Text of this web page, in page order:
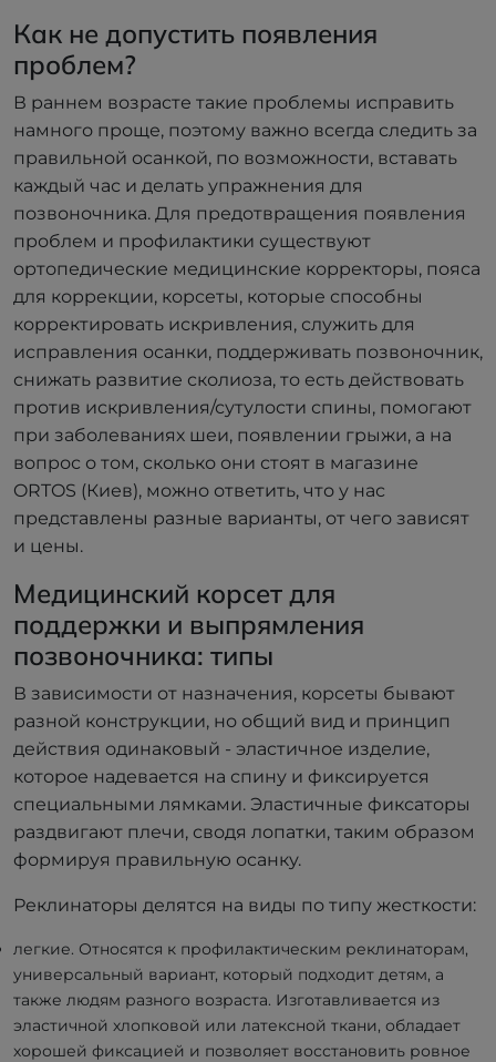
Как не допустить появления
проблем?
В раннем возрасте такие проблемы исправить
намного проще, поэтому важно всегда следить за
правильной осанкой, по возможности, вставать
каждый час и делать упражнения для
позвоночника. Для предотвращения появления
проблем и профилактики существуют
ортопедические медицинские корректоры, пояса
для коррекции, корсеты, которые способны
корректировать искривления, служить для
исправления осанки, поддерживать позвоночник,
снижать развитие сколиоза, то есть действовать
против искривления/сутулости спины, помогают
при заболеваниях шеи, появлении грыжи, а на
вопрос о том, сколько они стоят в магазине
ORTOS (Киев), можно ответить, что у нас
представлены разные варианты, от чего зависят
и цены.
Медицинский корсет для
поддержки и выпрямления
позвоночника: типы
В зависимости от назначения, корсеты бывают
разной конструкции, но общий вид и принцип
действия одинаковый - эластичное изделие,
которое надевается на спину и фиксируется
специальными лямками. Эластичные фиксаторы
раздвигают плечи, сводя лопатки, таким образом
формируя правильную осанку.
Реклинаторы делятся на виды по типу жесткости:
легкие. Относятся к профилактическим реклинаторам,
универсальный вариант, который подходит детям, а
также людям разного возраста. Изготавливается из
эластичной хлопковой или латексной ткани, обладает
хорошей фиксацией и позволяет восстановить ровное